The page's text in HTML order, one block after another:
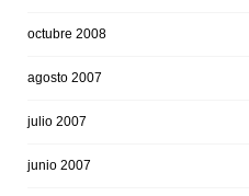
octubre 2008
agosto 2007
julio 2007
junio 2007